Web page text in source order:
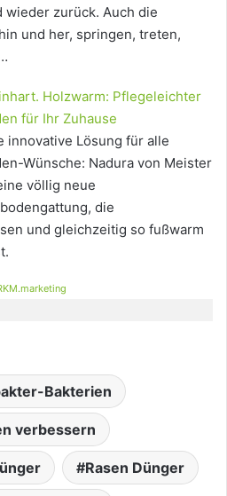
zurück. Auch die
und her, springen, treten,
Holzwarm: Pflegeleichter
für Ihr Zuhause
innovative Lösung für alle
Wünsche: Nadura von Meister
völlig neue
die
und gleichzeitig so fußwarm
Bakterien
verbessern
Rasen Dünger